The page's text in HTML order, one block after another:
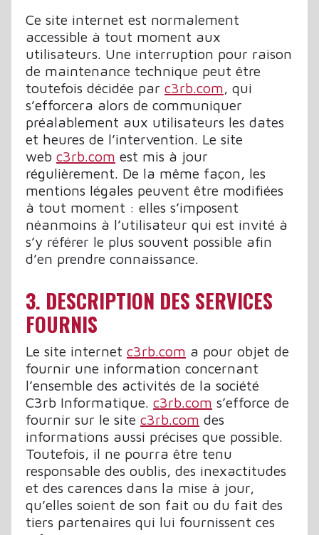
Ce site internet est normalement
accessible à tout moment aux
utilisateurs. Une interruption pour raison
de maintenance technique peut être
toutefois décidée par c3rb.com, qui
s’efforcera alors de communiquer
préalablement aux utilisateurs les dates
et heures de l’intervention. Le site
web c3rb.com est mis à jour
régulièrement. De la même façon, les
mentions légales peuvent être modifiées
à tout moment : elles s’imposent
néanmoins à l’utilisateur qui est invité à
s’y référer le plus souvent possible afin
d’en prendre connaissance.
3. DESCRIPTION DES SERVICES
FOURNIS
Le site internet c3rb.com a pour objet de
fournir une information concernant
l’ensemble des activités de la société
C3rb Informatique. c3rb.com s’efforce de
fournir sur le site c3rb.com des
informations aussi précises que possible.
Toutefois, il ne pourra être tenu
responsable des oublis, des inexactitudes
et des carences dans la mise à jour,
qu’elles soient de son fait ou du fait des
tiers partenaires qui lui fournissent ces